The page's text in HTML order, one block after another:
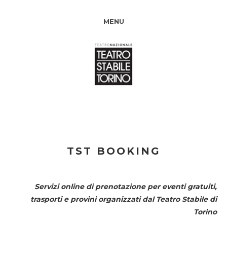
MENU
TST BOOKING
Servizi online di prenotazione per eventi gratuiti,
trasporti e provini organizzati dal Teatro Stabile di
Torino